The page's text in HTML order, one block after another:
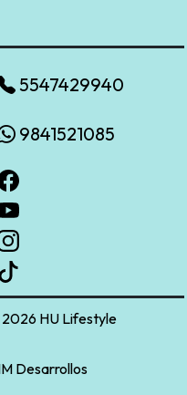
5547429940
9841521085
HU Lifestyle
Desarrollos